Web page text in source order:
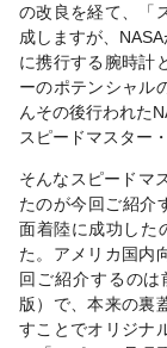
の改良を経て、「
成しますが、
に携行する腕時計
ーのポテンシャル
んその後行われた
スピードマスター
そんなスピードマ
たのが今回ご紹介
面着陸に成功した
た。アメリカ国内
回ご紹介するの
版）で、本来の裏
すことでオリジナ